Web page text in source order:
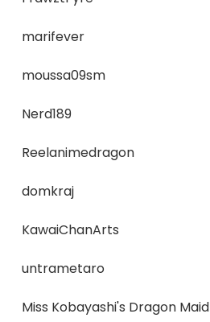
marifever
moussa09sm
Nerd189
Reelanimedragon
domkraj
KawaiChanArts
untrametaro
Miss Kobayashi's Dragon Maid